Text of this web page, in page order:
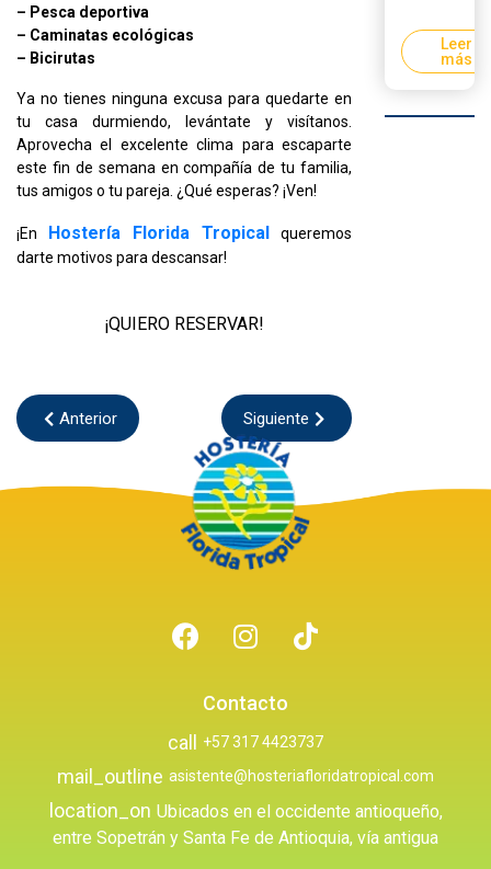
– Pesca deportiva
– Caminatas ecológicas
– Bicirutas
Ya no tienes ninguna excusa para quedarte en
tu casa durmiendo, levántate y visítanos.
Aprovecha el excelente clima para escaparte
este fin de semana en compañía de tu familia,
tus amigos o tu pareja. ¿Qué esperas? ¡Ven!
¡En Hostería Florida Tropical queremos
darte motivos para descansar!
¡QUIERO RESERVAR!
Anterior Siguiente
Leer
más
Contacto
call +57 317 4423737
mail_outline asistente@hosteriafloridatropical.com
location_on Ubicados en el occidente antioqueño,
entre Sopetrán y Santa Fe de Antioquia, vía antigua